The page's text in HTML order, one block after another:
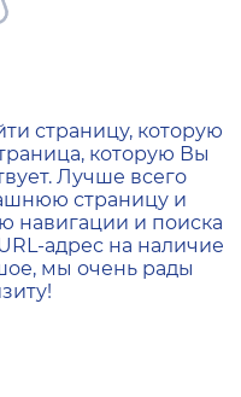
не
страницу, которую
которую Вы
Лучше всего
страницу и
навигации и поиска
адрес на наличие
мы очень рады